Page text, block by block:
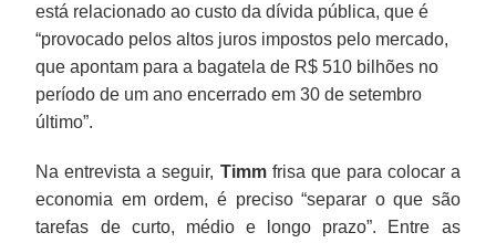
está relacionado ao custo da dívida pública, que é
“provocado pelos altos juros impostos pelo mercado,
que apontam para a bagatela de R$ 510 bilhões no
período de um ano encerrado em 30 de setembro
último”.
Na entrevista a seguir, Timmfrisa que para colocar a
economia em ordem, é preciso “separar o que são
tarefas de curto, médio e longo prazo”. Entre as